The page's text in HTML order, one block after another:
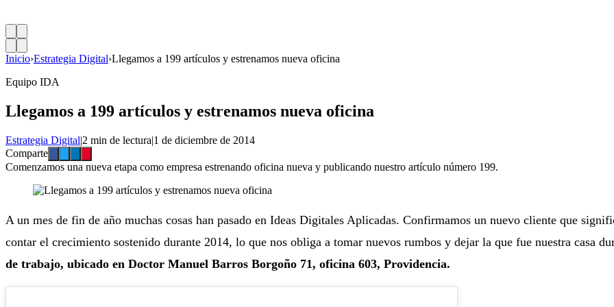
Inicio›Estrategia Digital›Llegamos a 199 artículos y estrenamos nueva oficina
Equipo IDA
Llegamos a 199 artículos y estrenamos nueva oficina
Estrategia Digital|2 min de lectura|1 de diciembre de 2014
Comparte
Comenzamos una nueva etapa como empresa estrenando oficina nueva y publicando nuestro artículo número 199.
A un mes de fin de año muchas cosas han pasado en Ideas Digitales Aplicadas. Confirmamos un nuevo cliente que
contar el crecimiento sostenido durante 2014, lo que nos obliga a tomar nuevos rumbos y dejar la que fue nuestra casa
de trabajo, ubicado en Doctor Manuel Barros Borgoño 71, oficina 603, Providencia.